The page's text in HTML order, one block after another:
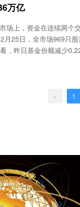
万亿
场上，资金在连续两个
25日，全市场969只
，昨日基金份额减少
« 1